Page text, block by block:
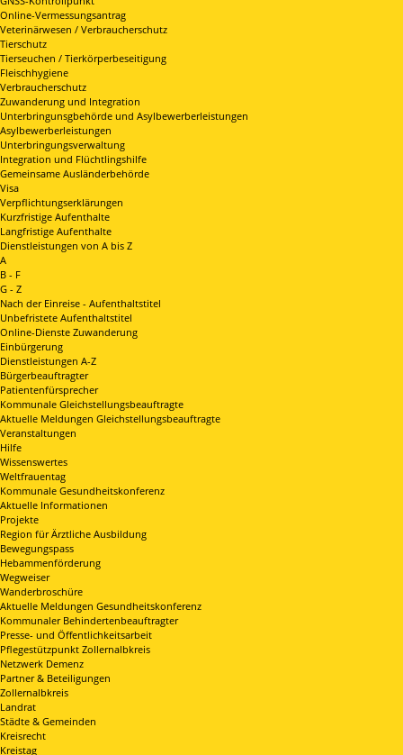
Online-Vermessungsantrag
Veterinärwesen / Verbraucherschutz
Tierschutz
Tierseuchen / Tierkörperbeseitigung
Fleischhygiene
Verbraucherschutz
Zuwanderung und Integration
Unterbringunsgbehörde und Asylbewerberleistungen
Asylbewerberleistungen
Unterbringungsverwaltung
Integration und Flüchtlingshilfe
Gemeinsame Ausländerbehörde
Visa
Verpflichtungserklärungen
Kurzfristige Aufenthalte
Langfristige Aufenthalte
Dienstleistungen von A bis Z
A
B - F
G - Z
Nach der Einreise - Aufenthaltstitel
Unbefristete Aufenthaltstitel
Online-Dienste Zuwanderung
Einbürgerung
Dienstleistungen A-Z
Bürgerbeauftragter
Patientenfürsprecher
Kommunale Gleichstellungsbeauftragte
Aktuelle Meldungen Gleichstellungsbeauftragte
Veranstaltungen
Hilfe
Wissenswertes
Weltfrauentag
Kommunale Gesundheitskonferenz
Aktuelle Informationen
Projekte
Region für Ärztliche Ausbildung
Bewegungspass
Hebammenförderung
Wegweiser
Wanderbroschüre
Aktuelle Meldungen Gesundheitskonferenz
Kommunaler Behindertenbeauftragter
Presse- und Öffentlichkeitsarbeit
Pflegestützpunkt Zollernalbkreis
Netzwerk Demenz
Partner & Beteiligungen
Zollernalbkreis
Landrat
Städte & Gemeinden
Kreisrecht
Kreistag